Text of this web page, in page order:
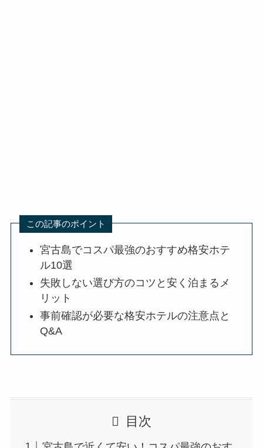
この記事のポイント
宮古島でコスパ最強のおすすめ格安ホテ
ル10選
失敗しない選び方のコツと安く泊まるメ
リット
事前確認が必要な格安ホテルの注意点と
Q&A
目次